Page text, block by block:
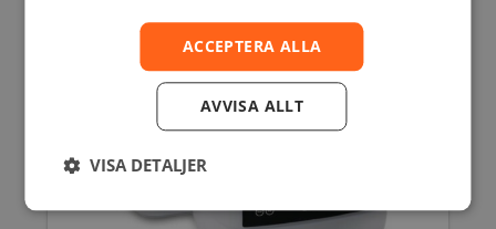
ACCEPTERA ALLA
AVVISA ALLT
VISA DETALJER